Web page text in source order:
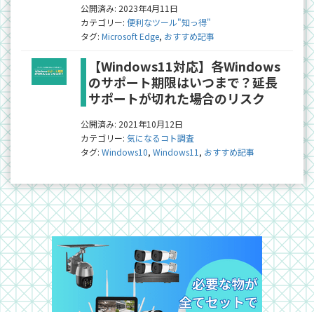
公開済み: 2023年4月11日
カテゴリー: 便利なツール"知っ得"
タグ: Microsoft Edge, おすすめ記事
【Windows11対応】各Windows
のサポート期限はいつまで？延長
サポートが切れた場合のリスク
公開済み: 2021年10月12日
カテゴリー: 気になるコト調査
タグ: Windows10, Windows11, おすすめ記事